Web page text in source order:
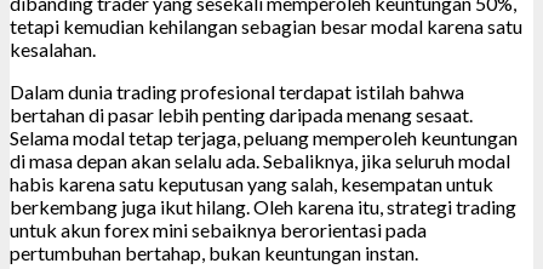
tetapi kemudian kehilangan sebagian besar modal karena satu
kesalahan.
Dalam dunia trading profesional terdapat istilah bahwa
bertahan di pasar lebih penting daripada menang sesaat.
Selama modal tetap terjaga, peluang memperoleh keuntungan
di masa depan akan selalu ada. Sebaliknya, jika seluruh modal
habis karena satu keputusan yang salah, kesempatan untuk
berkembang juga ikut hilang. Oleh karena itu, strategi trading
untuk akun forex mini sebaiknya berorientasi pada
pertumbuhan bertahap, bukan keuntungan instan.